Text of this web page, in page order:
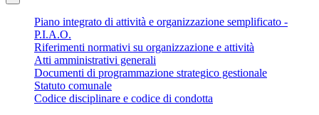
Piano integrato di attività e organizzazione semplificato -
P.I.A.O.
Riferimenti normativi su organizzazione e attività
Atti amministrativi generali
Documenti di programmazione strategico gestionale
Statuto comunale
Codice disciplinare e codice di condotta